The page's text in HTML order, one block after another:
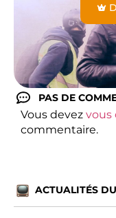
PAS DE
Vous devez vous
commentaire.
ACTUALITÉS